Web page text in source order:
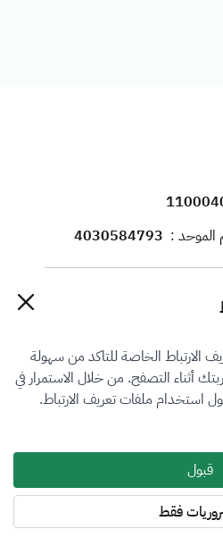
الموحد : 4030584793
info@arre-
https://www.arre-
الارتباط الخاصة للتاكد من سهولة
أثناء التصفح. من خلال الاستمرار في
استخدام ملفات تعريف الارتباط.
قبول
فقط